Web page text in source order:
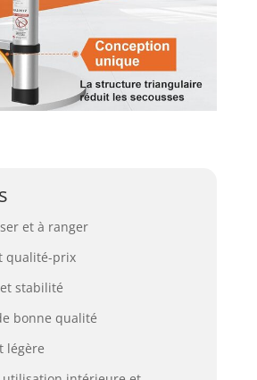
et à ranger
qualité-prix
stabilité
bonne qualité
légère